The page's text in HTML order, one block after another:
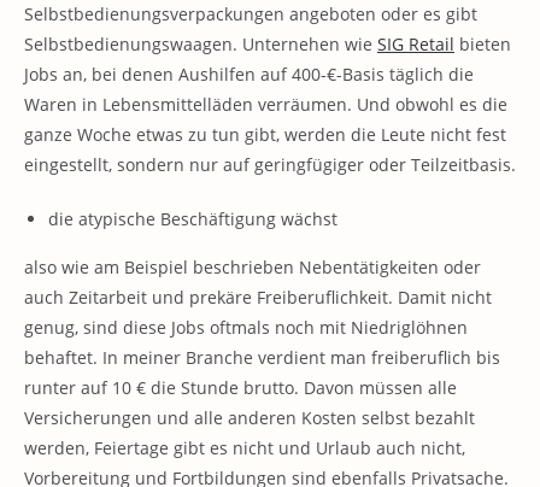
Selbstbedienungsverpackungen angeboten oder es gibt
Selbstbedienungswaagen. Unternehen wie SIG Retail bieten
Jobs an, bei denen Aushilfen auf 400-€-Basis täglich die
Waren in Lebensmittelläden verräumen. Und obwohl es die
ganze Woche etwas zu tun gibt, werden die Leute nicht fest
eingestellt, sondern nur auf geringfügiger oder Teilzeitbasis.
die atypische Beschäftigung wächst
also wie am Beispiel beschrieben Nebentätigkeiten oder
auch Zeitarbeit und prekäre Freiberuflichkeit. Damit nicht
genug, sind diese Jobs oftmals noch mit Niedriglöhnen
behaftet. In meiner Branche verdient man freiberuflich bis
runter auf 10 € die Stunde brutto. Davon müssen alle
Versicherungen und alle anderen Kosten selbst bezahlt
werden, Feiertage gibt es nicht und Urlaub auch nicht,
Vorbereitung und Fortbildungen sind ebenfalls Privatsache.